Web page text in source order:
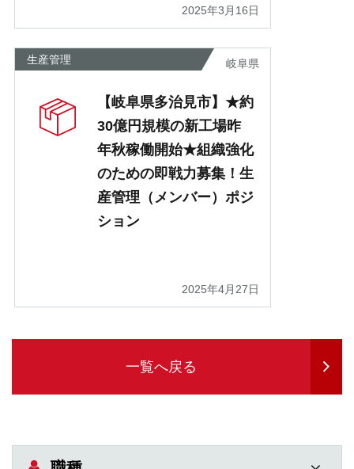
2025年3月16日
生産管理 岐阜県
【岐阜県多治見市】★約
30億円規模の新工場昨
年秋稼働開始★組織強化
のための即戦力募集！生
産管理（メンバー）ポジ
ション
2025年4月27日
一覧へ戻る